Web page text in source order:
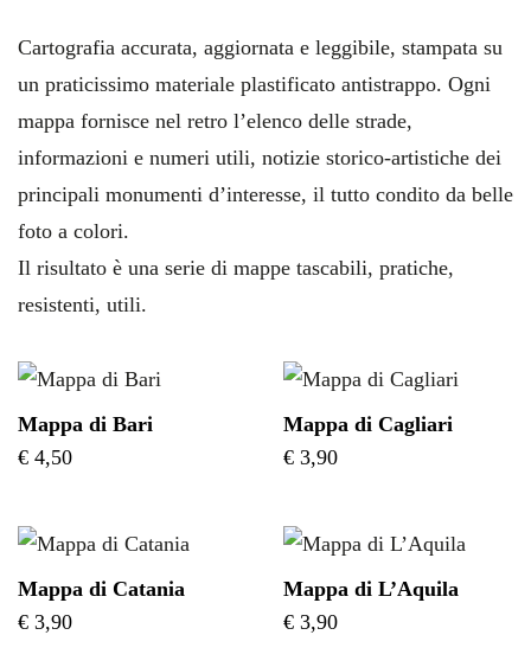
Cartografia accurata, aggiornata e leggibile, stampata su
un praticissimo materiale plastificato antistrappo. Ogni
mappa fornisce nel retro l’elenco delle strade,
informazioni e numeri utili, notizie storico-artistiche dei
principali monumenti d’interesse, il tutto condito da belle
foto a colori.
Il risultato è una serie di mappe tascabili, pratiche,
resistenti, utili.
Mappa di Bari
€ 4,50
Mappa di Cagliari
€ 3,90
Mappa di Catania
€ 3,90
Mappa di L’Aquila
€ 3,90